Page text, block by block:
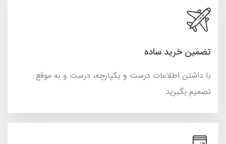
تضمین خرید ساده
با داشتن اطلاعات درست و یکپارچه، درست و به موقع
تصمیم بگیرید